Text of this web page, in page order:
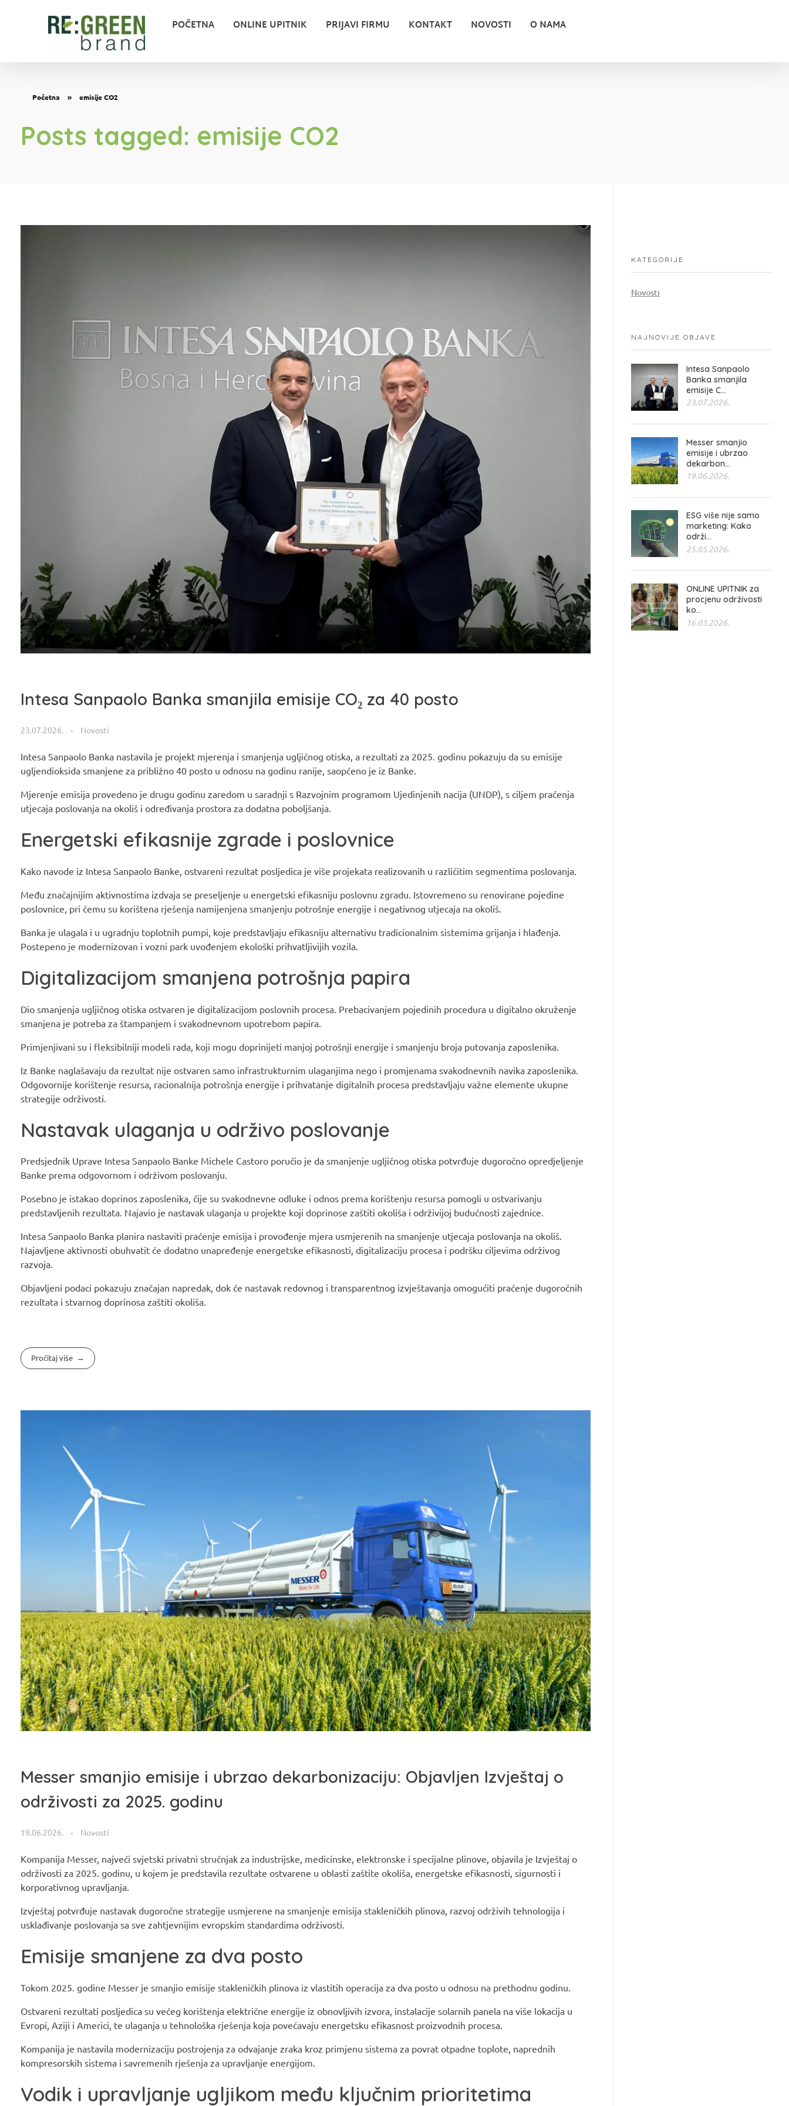
POČETNA ONLINE UPITNIK PRIJAVI FIRMU KONTAKT NOVOSTI O NAMA
Početna » emisije CO2
Posts tagged: emisije CO2
Intesa Sanpaolo Banka smanjila emisije CO₂ za 40 posto
23.07.2026. Novosti
Intesa Sanpaolo Banka nastavila je projekt mjerenja i smanjenja ugljičnog otiska, a rezultati za 2025. godinu pokazuju da su emisije
ugljendioksida smanjene za približno 40 posto u odnosu na godinu ranije, saopćeno je iz Banke.
Mjerenje emisija provedeno je drugu godinu zaredom u saradnji s Razvojnim programom Ujedinjenih nacija (UNDP), s ciljem praćenja
utjecaja poslovanja na okoliš i određivanja prostora za dodatna poboljšanja.
Energetski efikasnije zgrade i poslovnice
Kako navode iz Intesa Sanpaolo Banke, ostvareni rezultat posljedica je više projekata realizovanih u različitim segmentima poslovanja.
Među značajnijim aktivnostima izdvaja se preseljenje u energetski efikasniju poslovnu zgradu. Istovremeno su renovirane pojedine
poslovnice, pri čemu su korištena rješenja namijenjena smanjenju potrošnje energije i negativnog utjecaja na okoliš.
Banka je ulagala i u ugradnju toplotnih pumpi, koje predstavljaju efikasniju alternativu tradicionalnim sistemima grijanja i hlađenja.
Postepeno je modernizovan i vozni park uvođenjem ekološki prihvatljivijih vozila.
Digitalizacijom smanjena potrošnja papira
Dio smanjenja ugljičnog otiska ostvaren je digitalizacijom poslovnih procesa. Prebacivanjem pojedinih procedura u digitalno okruženje
smanjena je potreba za štampanjem i svakodnevnom upotrebom papira.
Primjenjivani su i fleksibilniji modeli rada, koji mogu doprinijeti manjoj potrošnji energije i smanjenju broja putovanja zaposlenika.
Iz Banke naglašavaju da rezultat nije ostvaren samo infrastrukturnim ulaganjima nego i promjenama svakodnevnih navika zaposlenika.
Odgovornije korištenje resursa, racionalnija potrošnja energije i prihvatanje digitalnih procesa predstavljaju važne elemente ukupne
strategije održivosti.
Nastavak ulaganja u održivo poslovanje
Predsjednik Uprave Intesa Sanpaolo Banke Michele Castoro poručio je da smanjenje ugljičnog otiska potvrđuje dugoročno opredjeljenje
Banke prema odgovornom i održivom poslovanju.
Posebno je istakao doprinos zaposlenika, čije su svakodnevne odluke i odnos prema korištenju resursa pomogli u ostvarivanju
predstavljenih rezultata. Najavio je nastavak ulaganja u projekte koji doprinose zaštiti okoliša i održivijoj budućnosti zajednice.
Intesa Sanpaolo Banka planira nastaviti praćenje emisija i provođenje mjera usmjerenih na smanjenje utjecaja poslovanja na okoliš.
Najavljene aktivnosti obuhvatit će dodatno unapređenje energetske efikasnosti, digitalizaciju procesa i podršku ciljevima održivog
razvoja.
Objavljeni podaci pokazuju značajan napredak, dok će nastavak redovnog i transparentnog izvještavanja omogućiti praćenje dugoročnih
rezultata i stvarnog doprinosa zaštiti okoliša.
Pročitaj više
Messer smanjio emisije i ubrzao dekarbonizaciju: Objavljen Izvještaj o
održivosti za 2025. godinu
19.06.2026. Novosti
Kompanija Messer, najveći svjetski privatni stručnjak za industrijske, medicinske, elektronske i specijalne plinove, objavila je Izvještaj o
održivosti za 2025. godinu, u kojem je predstavila rezultate ostvarene u oblasti zaštite okoliša, energetske efikasnosti, sigurnosti i
korporativnog upravljanja.
Izvještaj potvrđuje nastavak dugoročne strategije usmjerene na smanjenje emisija stakleničkih plinova, razvoj održivih tehnologija i
usklađivanje poslovanja sa sve zahtjevnijim evropskim standardima održivosti.
Emisije smanjene za dva posto
Tokom 2025. godine Messer je smanjio emisije stakleničkih plinova iz vlastitih operacija za dva posto u odnosu na prethodnu godinu.
Ostvareni rezultati posljedica su većeg korištenja električne energije iz obnovljivih izvora, instalacije solarnih panela na više lokacija u
Evropi, Aziji i Americi, te ulaganja u tehnološka rješenja koja povećavaju energetsku efikasnost proizvodnih procesa.
Kompanija je nastavila modernizaciju postrojenja za odvajanje zraka kroz primjenu sistema za povrat otpadne toplote, naprednih
kompresorskih sistema i savremenih rješenja za upravljanje energijom.
Vodik i upravljanje ugljikom među ključnim prioritetima
KATEGORIJE
Novosti
NAJNOVIJE OBJAVE
Intesa Sanpaolo
Banka smanjila
emisije C...
23.07.2026.
Messer smanjio
emisije i ubrzao
dekarbon...
19.06.2026.
ESG više nije samo
marketing: Kako
održi...
25.05.2026.
ONLINE UPITNIK za
procjenu održivosti
ko...
16.03.2026.